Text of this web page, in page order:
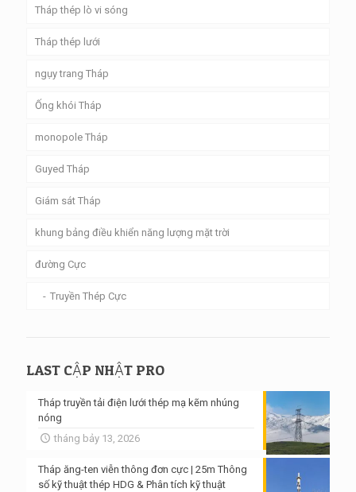
Tháp thép lò vi sóng
Tháp thép lưới
ngụy trang Tháp
Ống khói Tháp
monopole Tháp
Guyed Tháp
Giám sát Tháp
khung bảng điều khiển năng lượng mặt trời
đường Cực
Truyền Thép Cực
LAST CẬP NHẬT PRO
Tháp truyền tải điện lưới thép mạ kẽm nhúng
nóng
tháng bảy 13, 2026
Tháp ăng-ten viễn thông đơn cực | 25m Thông
số kỹ thuật thép HDG & Phân tích kỹ thuật